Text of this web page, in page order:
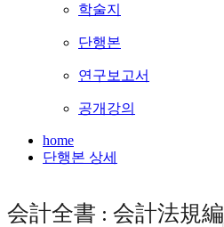
학술지
단행본
연구보고서
공개강의
home
단행본 상세
会計全書 : 会計法規編